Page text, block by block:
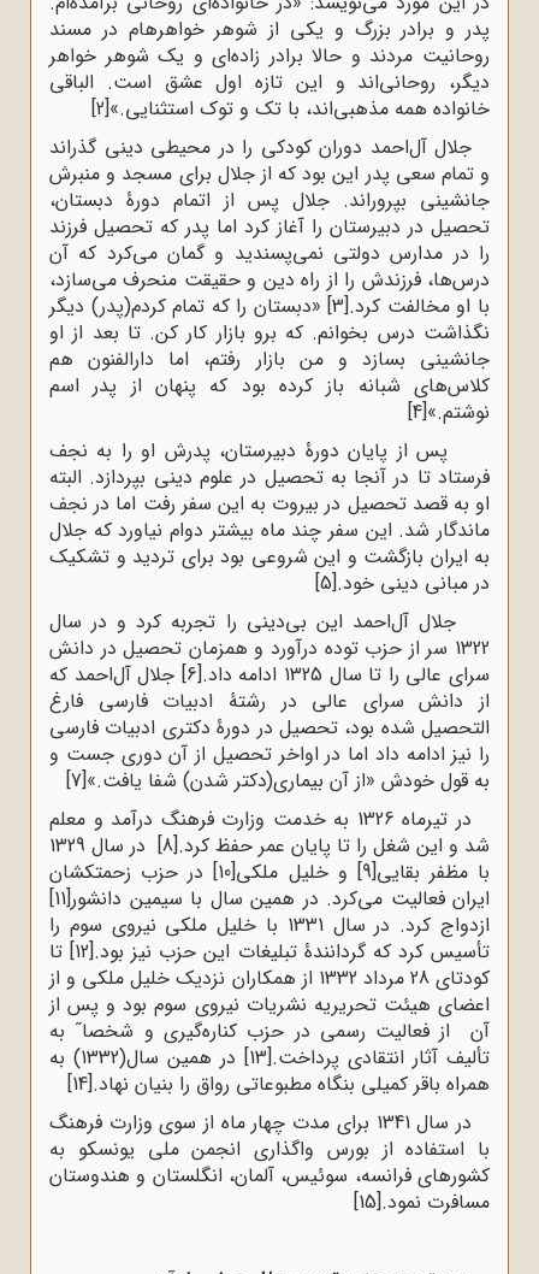
پدر و برادر بزرگ و یکی از شوهر خواهرهام در مسند
روحانیت مردند و حالا برادر زاده‌ای و یک شوهر خواهر
دیگر، روحانی‌اند و این تازه اول عشق است. الباقی
خانواده همه مذهبی‌اند، با تک و توک استثنایی.»[2]
جلال آل‌احمد دوران کودکی را در محیطی دینی گذراند
و تمام سعی پدر این بود که از جلال برای مسجد و منبرش
جانشینی بپروراند. جلال پس از اتمام دورۀ دبستان،
تحصیل در دبیرستان را آغاز کرد اما پدر که تحصیل فرزند
را در مدارس دولتی نمی‌پسندید و گمان می‌کرد که آن
درس‌ها، فرزندش را از راه دین و حقیقت منحرف می‌سازد،
با او مخالفت کرد.[3] «دبستان را که تمام کردم(پدر) دیگر
نگذاشت درس بخوانم. که برو بازار کار کن. تا بعد از او
جانشینی بسازد و من بازار رفتم، اما دارالفنون هم
کلاس‌های شبانه باز کرده بود که پنهان از پدر اسم
نوشتم.»[4]
پس از پایان دورۀ دبیرستان، پدرش او را به نجف
فرستاد تا در آنجا به تحصیل در علوم دینی بپردازد. البته
او به قصد تحصیل در بیروت به این سفر رفت اما در نجف
ماندگار شد. این سفر چند ماه بیشتر دوام نیاورد که جلال
به ایران بازگشت و این شروعی بود برای تردید و تشکیک
در مبانی دینی خود.[5]
جلال آل‌احمد این بی‌دینی را تجربه کرد و در سال
1322 سر از حزب توده درآورد و همزمان تحصیل در دانش
سرای عالی را تا سال 1325 ادامه داد.
[6] جلال آل‌احمد که
از دانش سرای عالی در رشتۀ ادبیات فارسی فارغ
التحصیل شده بود، تحصیل در دورۀ دکتری ادبیات فارسی
را نیز ادامه داد اما در اواخر تحصیل از آن دوری جست و
به قول خودش «از آن بیماری(دکتر شدن) شفا یافت.»[7]
در تیرماه 1326 به خدمت وزارت فرهنگ درآمد و معلم
شد و این شغل را تا پایان عمر حفظ کرد.[8]
در سال 1329
با مظفر بقایی[9] و خلیل ملکی[10] در حزب زحمتکشان
ایران فعالیت می‌کرد. در همین سال با سیمین دانشور[11]
ازدواج کرد. در سال 1331 با خلیل ملکی نیروی سوم را
تأسیس کرد که گردانندۀ تبلیغات این حزب نیز بود.[12] تا
کودتای 28 مرداد 1332 از همکاران نزدیک خلیل ملکی و از
اعضای هیئت تحریریه نشریات نیروی سوم بود و پس از
آن از فعالیت رسمی در حزب کناره‌گیری و شخصا˝ به
تألیف آثار انتقادی پرداخت.[13]
در همین سال(1332) به
همراه باقر کمیلی بنگاه مطبوعاتی رواق را بنیان نهاد.[14]
در سال 1341 برای مدت چهار ماه از سوی وزارت فرهنگ
با استفاده از بورس واگذاری انجمن ملی یونسکو به
کشورهای فرانسه، سوئیس، آلمان، انگلستان و هندوستان
مسافرت نمود.[15]